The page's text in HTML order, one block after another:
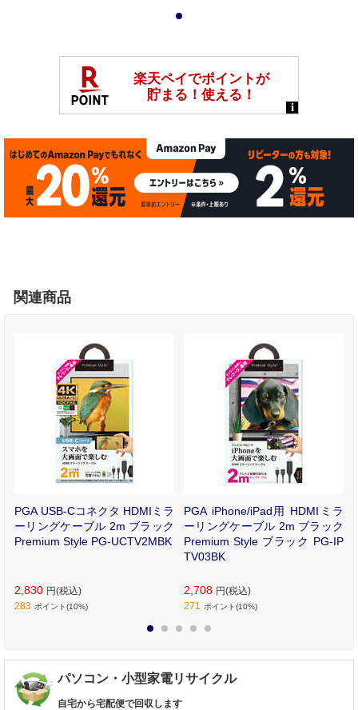
関連商品
PGA USB-Cコネクタ HDMIミラ
ーリングケーブル 2m ブラック
Premium Style PG-UCTV2MBK
2,830 円(税込)
283 ポイント(10%)
PGA iPhone/iPad用 HDMIミラ
ーリングケーブル 2m ブラック
Premium Style ブラック PG-IP
TV03BK
2,708 円(税込)
271
ポイント(10%)
パソコン・小型家電リサイクル
自宅から宅配便で回収します